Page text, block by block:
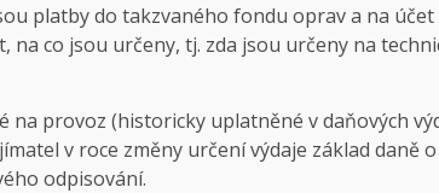
platby do takzvaného fondu oprav a na
co jsou určeny, tj. zda jsou určeny na
na provoz (historicky uplatněné v daňových
v roce změny určení výdaje základ daně
odpisování.